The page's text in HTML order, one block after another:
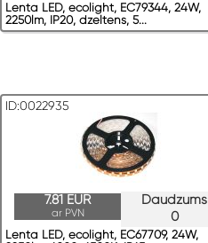
Lenta LED, ecolight, EC79344, 24W,
2250lm, IP20, dzeltens, 5...
ID:0022935
Daudzums
0
7.81 EUR
ar PVN
Lenta LED, ecolight, EC67709, 24W,